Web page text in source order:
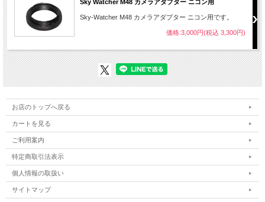
Sky Watcher M48 カメラアダプター ニコン用
Sky-Watcher M48 カメラアダプター ニコン用です。
価格:3,000円(税込 3,300円)
お店のトップへ戻る
カートを見る
ご利用案内
特定商取引法表示
個人情報の取扱い
サイトマップ